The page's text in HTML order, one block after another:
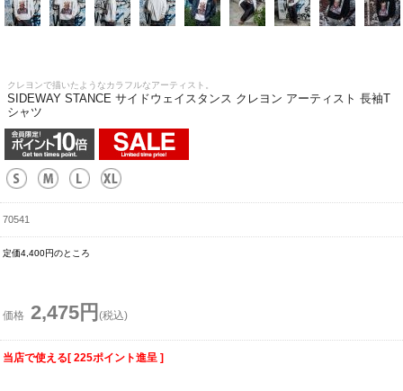
クレヨンで描いたようなカラフルなアーティスト。
SIDEWAY STANCE サイドウェイスタンス クレヨン アーティスト 長袖T
シャツ
70541
定価4,400円のところ
価格 2,475円 (税込)
当店で使える[ 225ポイント進呈 ]